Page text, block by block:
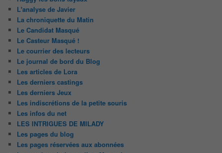
L'analyse de Javier
La chroniquette du Matin
Le Candidat Masqué
Le Casteur Masqué !
Le courrier des lecteurs
Le journal de bord du Blog
Les articles de Lora
Les derniers castings
Les derniers Jeux
Les indiscrétions de la petite souris
Les infos du net
LES INTRIGUES DE MILADY
Les pages du blog
Les pages réservées aux abonnées